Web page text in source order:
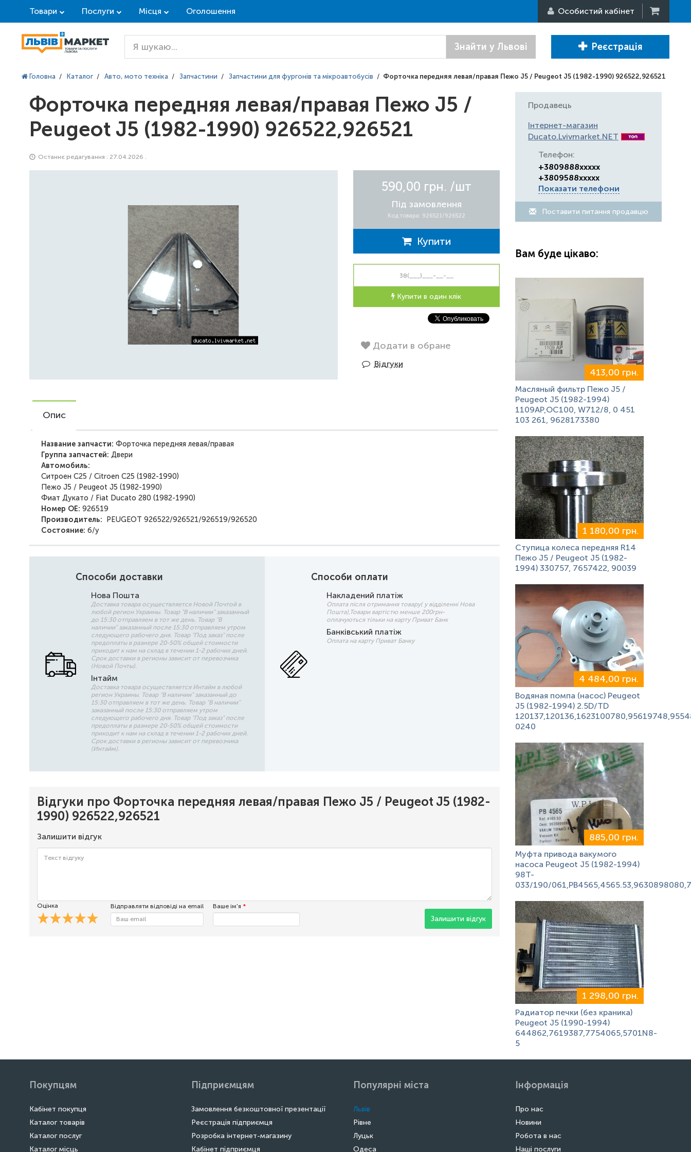
Товари Послуги Місця Оголошення Особистий кабінет
Знайти у Львові Реєстрація
Головна / Каталог / Авто, мото техніка / Запчастини / Запчастини для фургонів та мікроавтобусів / Форточка передняя левая/правая Пежо J5 / Peugeot J5 (1982-1990) 926522,926521
Форточка передняя левая/правая Пежо J5 /
Peugeot J5 (1982-1990) 926522,926521
Останнє редагування : 27.04.2026 .
590,00 грн. /шт
Під замовлення
Код товара: 926521/926522
Купити
Купити в один клік
Додати в обране
Відгуки
Опис
Название запчасти: Форточка передняя левая/правая
Группа запчастей: Двери
Автомобиль:
Ситроен С25 / Citroen C25 (1982-1990)
Пежо J5 / Peugeot J5 (1982-1990)
Фиат Дукато / Fiat Ducato 280 (1982-1990)
Номер ОЕ: 926519
Производитель:
PEUGEOT 926522/926521/926519/926520
Состояние: б/у
Способи доставки
Нова Пошта
Доставка товара осуществляется Новой Почтой в
любой регион Украины. Товар "В наличии" заказанный
до 15:30 отправляем в тот же день. Товар "В
наличии" заказанный после 15:30 отправляем утром
следующего рабочего дня. Товар "Под заказ" после
предоплаты в размере 20-50% общей стоимости
приходит к нам на склад в течении 1-2 рабочих дней.
Срок доставки в регионы зависит от перевозчика
(Новой Почты).
Інтайм
Доставка товара осуществляется Интайм в любой
регион Украины. Товар "В наличии" заказанный до
15:30 отправляем в тот же день. Товар "В наличии"
заказанный после 15:30 отправляем утром
следующего рабочего дня. Товар "Под заказ" после
предоплаты в размере 20-50% общей стоимости
приходит к нам на склад в течении 1-2 рабочих дней.
Срок доставки в регионы зависит от перевозчика
(Интайм).
Способи оплати
Накладений платіж
Оплата після отримання товару( у відділенні Нова
Пошта),Товари вартістю менше 200грн-
оплачуються тільки на карту Приват Банк
Банківський платіж
Оплата на карту Приват Банку
Відгуки про Форточка передняя левая/правая Пежо J5 / Peugeot J5 (1982-
1990) 926522,926521
Залишити відгук
Оцінка Відправляти відповіді на email Ваше ім'я *
Залишити відгук
Продавець
Інтернет-магазин
Ducato.Lvivmarket.NET
Телефон:
+3809888xxxxx
+3809588xxxxx
Показати телефони
Поставити питання продавцю
Вам буде цікаво:
413,00 грн.
Масляный фильтр Пежо J5 /
Peugeot J5 (1982-1994)
1109AP,OC100, W712/8, 0 451
103 261, 9628173380
1 180,00 грн.
Ступица колеса передняя R14
Пежо J5 / Peugeot J5 (1982-
1994) 330757, 7657422, 90039
4 484,00 грн.
Водяная помпа (насос) Peugeot
J5 (1982-1994) 2.5D/TD
0240
885,00 грн.
Муфта привода вакумого
насоса Peugeot J5 (1982-1994)
98T-
033/190/
1 298,00 грн.
Радиатор печки (без краника)
Peugeot J5 (1990-1994)
644862,7619387,7754065,5701N8-
5
Покупцям
Кабінет покупця
Каталог товарів
Каталог послуг
Каталог місць
Підприємцям
Замовлення безкоштовної презентації
Реєстрація підприємця
Розробка інтернет-магазину
Кабінет підприємця
Популярні міста
Львів
Рівне
Луцьк
Одеса
Інформація
Про нас
Новини
Робота в нас
Наші послуги